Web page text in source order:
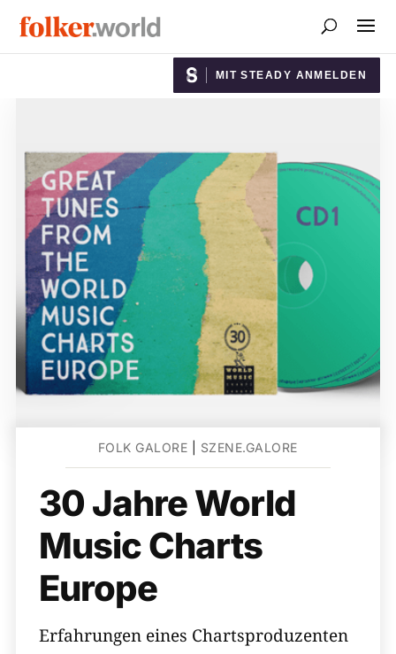
MIT STEADY ANMELDEN
FOLK GALORE SZENE.GALORE
30 Jahre World
Music Charts
Europe
Erfahrungen eines Chartsproduzenten